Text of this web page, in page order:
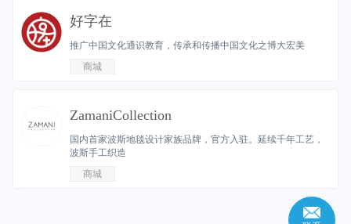
好字在
推广中国文化通识教育，传承和传播中国文化之博大宏美
商城
ZamaniCollection
国内首家波斯地毯设计家族品牌，官方入驻。延续千年工艺，
波斯手工织造
商城